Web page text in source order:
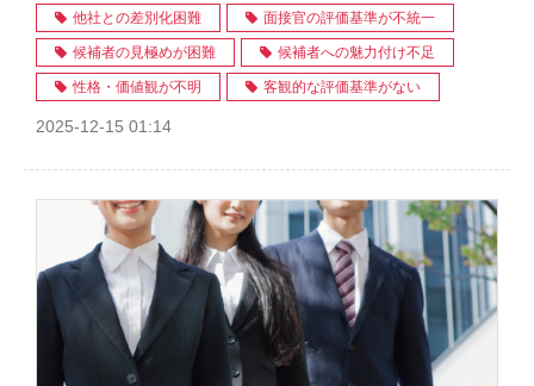
他社との差別化困難 面接官の評価基準が不統一
候補者の見極めが困難 候補者への魅力付け不足
性格・価値観が不明 客観的な評価基準がない
2025-12-15 01:14